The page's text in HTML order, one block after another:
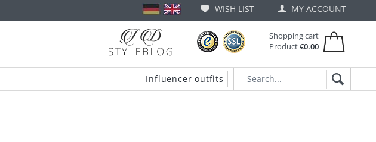
WISH LIST MY ACCOUNT
Shopping cart
Product€0.00
Influencer outfits